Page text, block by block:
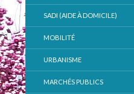
SADI (AIDE À DOMICILE)
MOBILITÉ
URBANISME
MARCHÉS PUBLICS